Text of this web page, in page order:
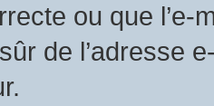
ou que l’e-
de l’adresse